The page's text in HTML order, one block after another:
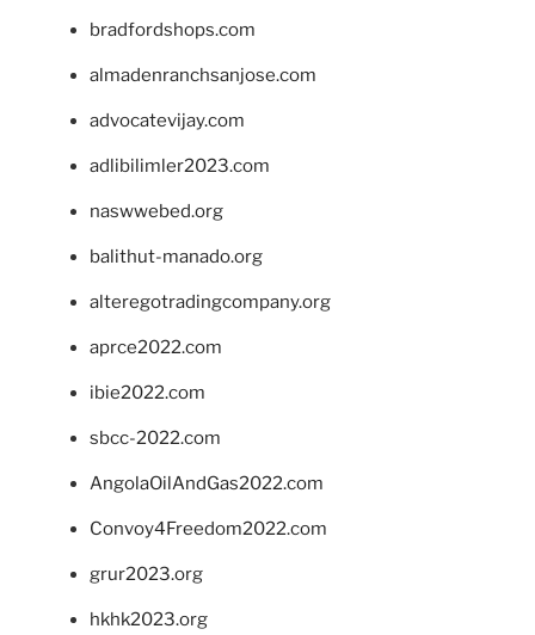
bradfordshops.com
almadenranchsanjose.com
advocatevijay.com
adlibilimler2023.com
naswwebed.org
balithut-manado.org
alteregotradingcompany.org
aprce2022.com
ibie2022.com
sbcc-2022.com
AngolaOilAndGas2022.com
Convoy4Freedom2022.com
grur2023.org
hkhk2023.org